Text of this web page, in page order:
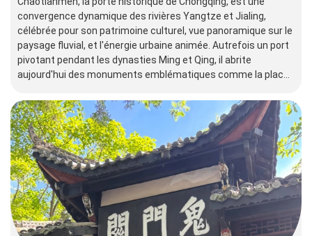
convergence dynamique des rivières Yangtze et Jialing,
célébrée pour son patrimoine culturel, vue panoramique sur le
paysage fluvial, et l'énergie urbaine animée. Autrefois un port
pivotant pendant les dynasties Ming et Qing, il abrite
aujourd'hui des monuments emblématiques comme la place
complexe futuriste de gratte-ciel de Raffles City Chongqing.
Désignée « Zone du patrimoine culturel », elle allie le charme
traditionnel du bord de la rivière à l'architecture moderne,
offrant des croisières fluviales, des marchés de la nourriture
de rue et des vues du coucher du soleil sur le phénomène des
« deux rivières ».